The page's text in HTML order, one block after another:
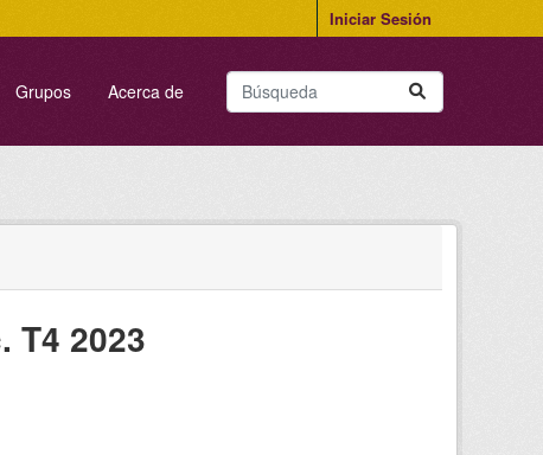
Iniciar Sesión
Grupos Acerca de
T4 2023